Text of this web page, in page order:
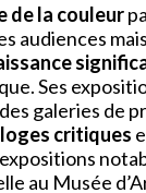
de la couleur
audiences
Ses
galeries de
critiques
au Musée